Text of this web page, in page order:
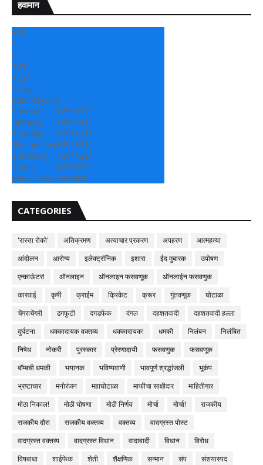
हवामान
+28
°
C
+29°
+22°
Sangli
Saturday, 08
Sunday
+29°+22°
Monday
+29°+21°
Tuesday
+29°+21°
Wednesday+29°+21°
Thursday
+29°+22°
Friday
+27°+22°
See 7-Day Forecast
CATEGORIES
'रास्ता रोको' अतिक्रमण अत्याचार प्रकरण अपहरण
आत्महत्या
आंदोलन
आरोग्य इलेक्ट्रॉनिक इशारा ईद मुबारक
उपोषण
एन्काऊंटर!
ऑनलाइन ऑनलाइन फसवणूक
ऑनलाईन फसवणुक
कारवाई
कृषी क्राईम क्रिकेट क्रूर गुंतवणूक
घोटाळा
चेंगराचेंगरी
ढगफुटी दगडफेक दंगल दहशतवादी
दहशतवादी हल्ला
दुर्घटना
धक्कादायक वक्तव्य धक्कादायक! धमकी निलंबन
निलंबित
निषेध
नोकरी पुरस्कार प्रेरणादायी फसवणुक
फसवणूक
बॉम्बची धमकी
भयानक भविष्यवाणी भावपूर्ण श्रद्धांजली
भूकंप
भ्रष्टाचार
मनोरंजन महाघोटाळा माफीचा साक्षीदार
माहितीगार
मोठा निकाल!
मोठी घोषणा मोठी निर्णय मोर्चा मोर्चा!
राजकीय
राजकीय दौरा
राजकीय वक्तव्य वक्तव्य
वादग्रस्त पोस्ट
वादग्रस्त वक्तव्य
वादग्रस्त विधान वादावादी विधान
विरोध
विषबाधा
शाईफेक शेती शैक्षणिक सन्मान संप
संशयास्पद